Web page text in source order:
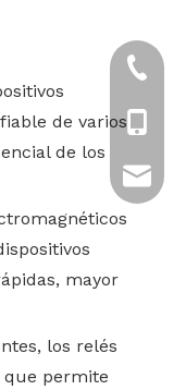
de varios
de los
mayor
los relés
que permite
+86-